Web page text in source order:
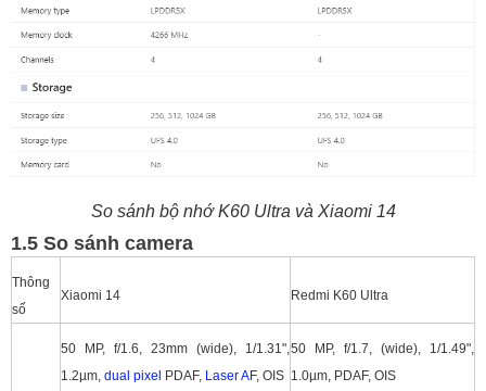
So sánh bộ nhớ K60 Ultra và Xiaomi 14
1.5 So sánh camera
Thông
số
Xiaomi 14 Redmi K60 Ultra
50 MP, f/1.6, 23mm (wide), 1/1.31",
1.2µm, dual pixel PDAF, Laser AF, OIS
50 MP, f/1.7, (wide), 1/1.49",
1.0µm, PDAF, OIS